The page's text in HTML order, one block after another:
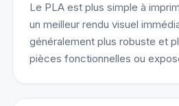
Le PLA est plus simple à
un meilleur rendu visuel
généralement plus robuste et
pièces fonctionnelles ou